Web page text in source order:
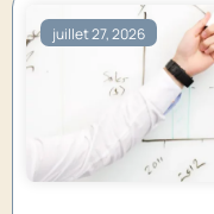
juillet 27, 2026